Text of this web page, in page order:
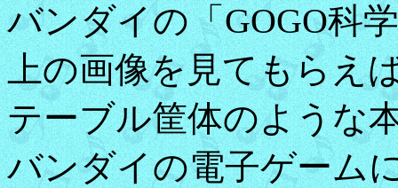
バンダイの「GOGO科
上の画像を見てもらえ
テーブル筐体のような
バンダイの電子ゲーム